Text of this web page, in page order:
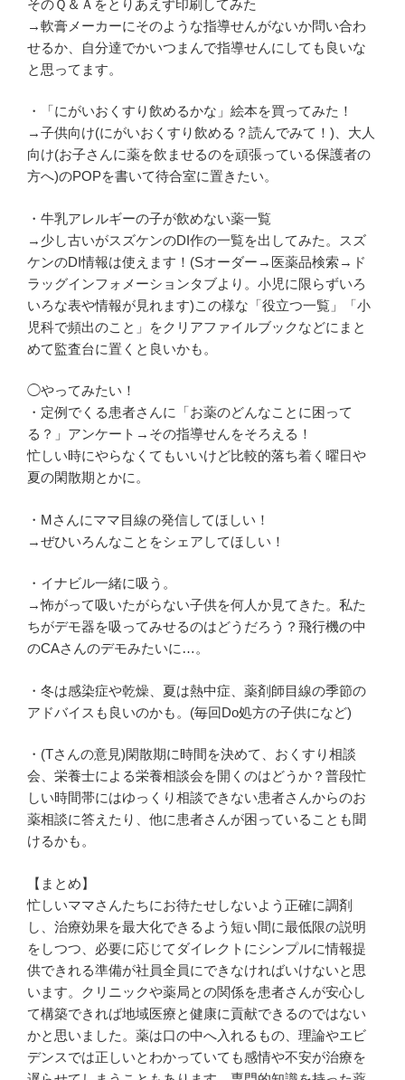
そのＱ＆Ａをとりあえず印刷してみた
→軟膏メーカーにそのような指導せんがないか問い合わ
せるか、自分達でかいつまんで指導せんにしても良いな
と思ってます。
・「にがいおくすり飲めるかな」絵本を買ってみた！
→子供向け(にがいおくすり飲める？読んでみて！)、大人
向け(お子さんに薬を飲ませるのを頑張っている保護者の
方へ)のPOPを書いて待合室に置きたい。
・牛乳アレルギーの子が飲めない薬一覧
→少し古いがスズケンのDI作の一覧を出してみた。スズ
ケンのDI情報は使えます！(Sオーダー→医薬品検索→ド
ラッグインフォメーションタブより。小児に限らずいろ
いろな表や情報が見れます)この様な「役立つ一覧」「小
児科で頻出のこと」をクリアファイルブックなどにまと
めて監査台に置くと良いかも。
◯やってみたい！
・定例でくる患者さんに「お薬のどんなことに困って
る？」アンケート→その指導せんをそろえる！
忙しい時にやらなくてもいいけど比較的落ち着く曜日や
夏の閑散期とかに。
・Mさんにママ目線の発信してほしい！
→ぜひいろんなことをシェアしてほしい！
・イナビル一緒に吸う。
→怖がって吸いたがらない子供を何人か見てきた。私た
ちがデモ器を吸ってみせるのはどうだろう？飛行機の中
のCAさんのデモみたいに…。
・冬は感染症や乾燥、夏は熱中症、薬剤師目線の季節の
アドバイスも良いのかも。(毎回Do処方の子供になど)
・(Tさんの意見)閑散期に時間を決めて、おくすり相談
会、栄養士による栄養相談会を開くのはどうか？普段忙
しい時間帯にはゆっくり相談できない患者さんからのお
薬相談に答えたり、他に患者さんが困っていることも聞
けるかも。
【まとめ】
忙しいママさんたちにお待たせしないよう正確に調剤
し、治療効果を最大化できるよう短い間に最低限の説明
をしつつ、必要に応じてダイレクトにシンプルに情報提
供できれる準備が社員全員にできなければいけないと思
います。クリニックや薬局との関係を患者さんが安心し
て構築できれば地域医療と健康に貢献できるのではない
かと思いました。薬は口の中へ入れるもの、理論やエビ
デンスでは正しいとわかっていても感情や不安が治療を